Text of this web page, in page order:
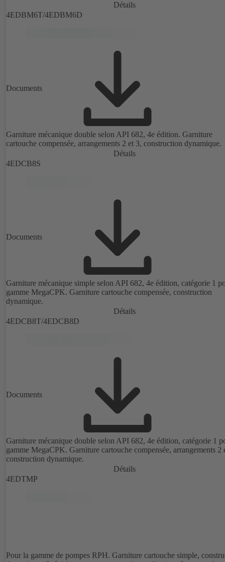
Détails
4EDBM6T/4EDBM6D
Documents
Garniture mécanique double selon API 682, 4e édition. Garniture
cartouche compensée, arrangements 2 et 3, construction dynamique.
Détails
4EDCB8S
Documents
Garniture mécanique simple selon API 682, 4e édition, catégorie 1
gamme MegaCPK. Garniture cartouche compensée, construction
dynamique.
Détails
4EDCB8T/4EDCB8D
Documents
Garniture mécanique double selon API 682, 4e édition, catégorie 1
gamme MegaCPK. Garniture cartouche compensée, arrangements 2
construction dynamique.
Détails
4EDTMP
Pour la gamme de pompes RPH. Garniture cartouche simple,